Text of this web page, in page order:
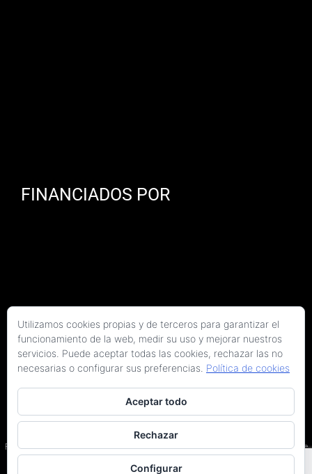
FINANCIADOS POR
Copyright 2026 Kaitek Servicios Tecnicos para la Construcción S.L.P. | Todos los
derechos reservados
Programa Kit Digital cofinanciado por los fondos Next Generation (EU) del Plan de
Recuperación, Transformación y Resiliencia.
Utilizamos cookies propias y de terceros para garantizar el
funcionamiento de la web, medir su uso y mejorar nuestros
servicios. Puede aceptar todas las cookies, rechazar las no
necesarias o configurar sus preferencias. Política de cookies
Aceptar todo
Rechazar
Configurar